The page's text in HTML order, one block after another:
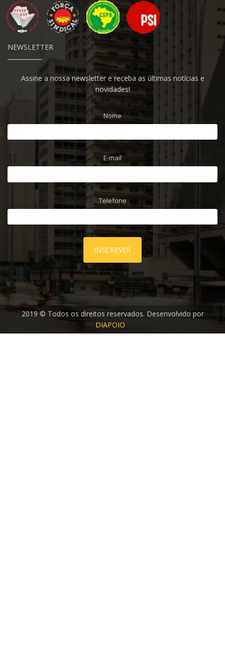
NEWSLETTER
Assine a nossa newsletter e receba as últimas notícias e
novidades!
Nome
E-mail
Telefone
INSCREVER
2019 © Todos os direitos reservados. Desenvolvido por
DIAPOIO